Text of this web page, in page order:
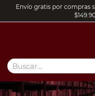
Envío gratis por compras